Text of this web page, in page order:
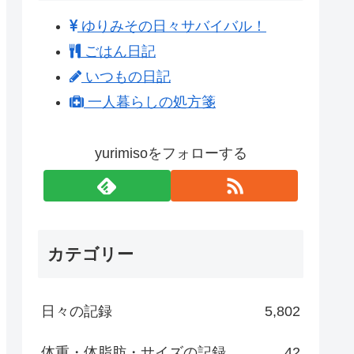
ゆりみその日々サバイバル！
ごはん日記
いつもの日記
一人暮らしの処方箋
yurimisoをフォローする
カテゴリー
日々の記録 5,802